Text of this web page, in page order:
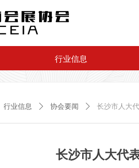
行业信息
长沙市人大代
行业信息 ꄲ 协会要闻 ꄲ 长沙市人大